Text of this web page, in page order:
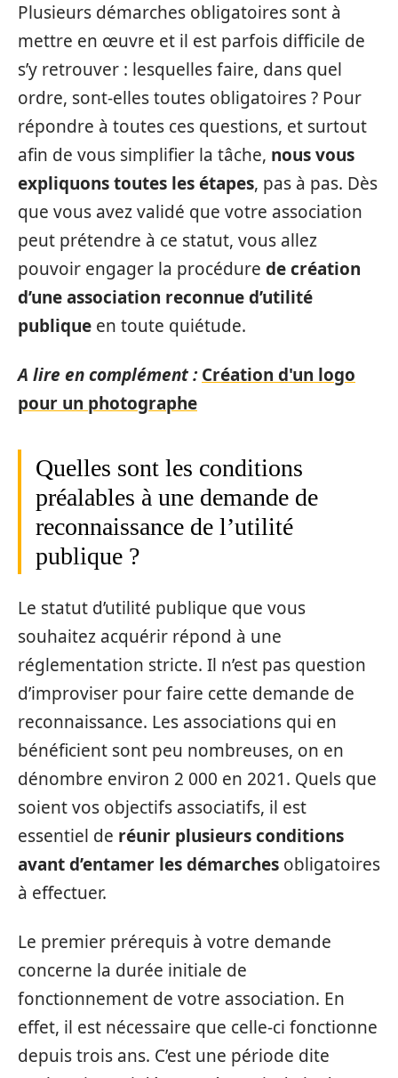
Plusieurs démarches obligatoires sont à
mettre en œuvre et il est parfois difficile de
s’y retrouver : lesquelles faire, dans quel
ordre, sont-elles toutes obligatoires ? Pour
répondre à toutes ces questions, et surtout
afin de vous simplifier la tâche, nous vous
expliquons toutes les étapes, pas à pas. Dès
que vous avez validé que votre association
peut prétendre à ce statut, vous allez
pouvoir engager la procédure decréation
d’une association reconnue d’utilité
publique en toute quiétude.
A lire en complément : Création d'un logo
pour un photographe
Quelles sont les conditions
préalables à une demande de
reconnaissance de l’utilité
publique ?
Le statut d’utilité publique que vous
souhaitez acquérir répond à une
réglementation stricte. Il n’est pas question
d’improviser pour faire cette demande de
reconnaissance. Les associations qui en
bénéficient sont peu nombreuses, on en
dénombre environ 2 000 en 2021. Quels que
soient vos objectifs associatifs, il est
essentiel de réunir plusieurs conditions
avant d’entamer les démarches obligatoires
à effectuer.
Le premier prérequis à votre demande
concerne la durée initiale de
fonctionnement de votre association. En
effet, il est nécessaire que celle-ci fonctionne
depuis trois ans. C’est une période dite